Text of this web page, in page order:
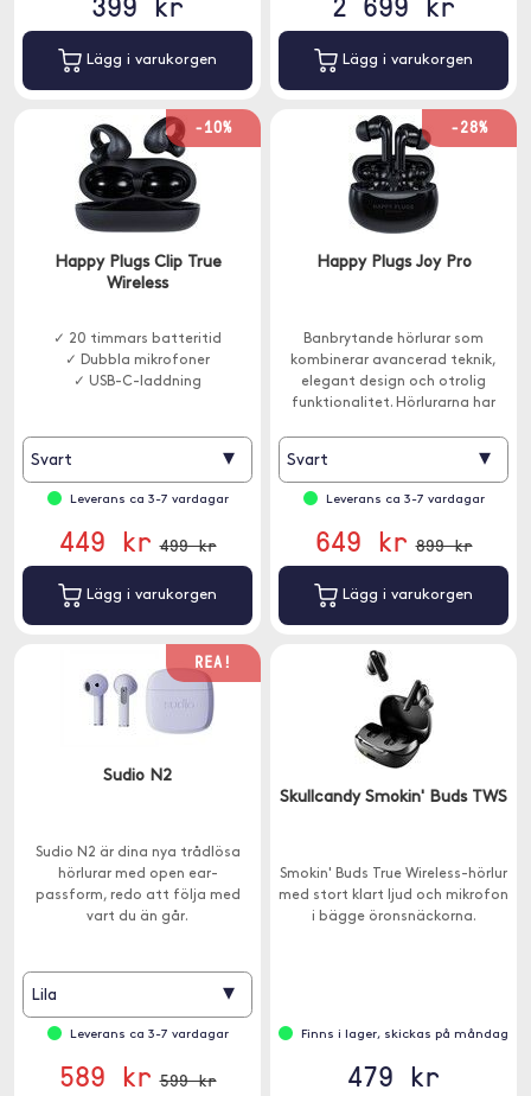
Lägg i varukorgen Lägg i varukorgen
-10%
Happy Plugs Clip True
Wireless
✓ 20 timmars batteritid
✓ Dubbla mikrofoner
✓ USB-C-laddning
Svart ▾
Leverans ca 3-7 vardagar
449 kr 499 kr
Lägg i varukorgen
-28%
Happy Plugs Joy Pro
Banbrytande hörlurar som
kombinerar avancerad teknik,
elegant design och otrolig
funktionalitet. Hörlurarna har
Svart ▾
Leverans ca 3-7 vardagar
649 kr 899 kr
Lägg i varukorgen
REA!
Sudio N2
Sudio N2 är dina nya trådlösa
hörlurar med open ear-
passform, redo att följa med
vart du än går.
Lila ▾
Leverans ca 3-7 vardagar
589 kr 599 kr
Skullcandy Smokin' Buds TWS
Smokin' Buds True Wireless-hörlur
med stort klart ljud och mikrofon
i bägge öronsnäckorna.
Finns i lager, skickas på måndag
479 kr